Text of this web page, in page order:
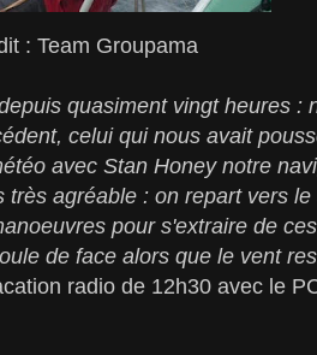
: Team Groupama
quasiment vingt heures :
celui qui nous avait
avec Stan Honey notre
agréable : on repart vers
pour s'extraire de
de face alors que le vent
radio de 12h30 avec le